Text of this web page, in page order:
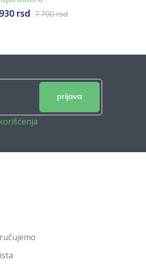
rsd 7.700 rsd
prijava